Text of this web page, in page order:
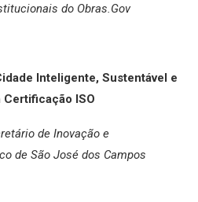
do Obras.Gov
Inteligente, Sustentável e
ISO
de Inovação e
de São José dos Campos